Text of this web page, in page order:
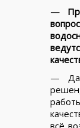
—
— Да,
всё